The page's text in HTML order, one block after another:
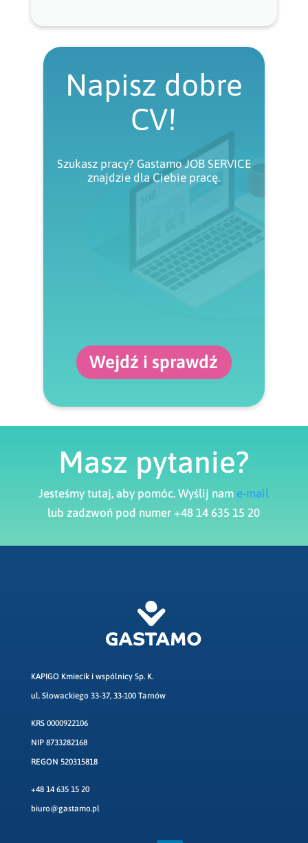
Napisz dobre
CV!
Szukasz pracy? Gastamo JOB SERVICE
znajdzie dla Ciebie pracę.
Wejdź i sprawdź
Masz pytanie?
Jesteśmy tutaj, aby pomóc. Wyślij nam e-mail
lub zadzwoń pod numer +48 14 635 15 20
KAPIGO Kmiecik i wspólnicy Sp. K.
ul. Słowackiego 33-37, 33-100 Tarnów
KRS 0000922106
NIP 8733282168
REGON 520315818
+48 14 635 15 20
biuro@gastamo.pl